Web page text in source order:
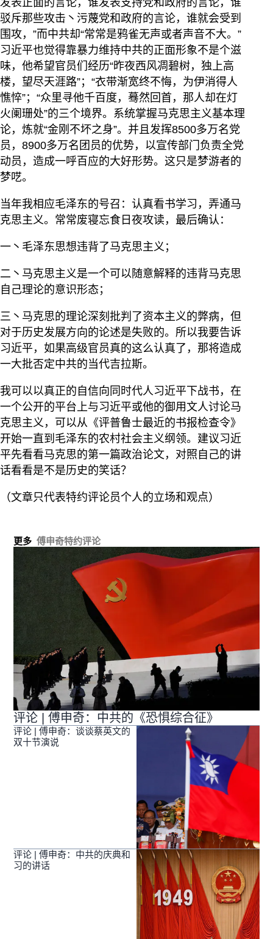
驳斥那些攻击丶污蔑党和政府的言论，谁就会受到
围攻，”而中共却“常常是鸦雀无声或者声音不大。”
习近平也觉得靠暴力维持中共的正面形象不是个滋
味，他希望官员们经历“昨夜西风凋碧树，独上高
楼，望尽天涯路”；“衣带渐宽终不悔，为伊消得人
憔悴”；“众里寻他千百度，蓦然回首，那人却在灯
火阑珊处”的三个境界。系统掌握马克思主义基本理
论，炼就“金刚不坏之身”。并且发挥8500多万名党
员，8900多万名团员的优势，以宣传部门负责全党
动员，造成一呼百应的大好形势。这只是梦游者的
梦呓。
当年我相应毛泽东的号召：认真看书学习，弄通马
克思主义。常常废寝忘食日夜攻读，最后确认：
一丶毛泽东思想违背了马克思主义；
二丶马克思主义是一个可以随意解释的违背马克思
自己理论的意识形态；
三丶马克思的理论深刻批判了资本主义的弊病，但
对于历史发展方向的论述是失败的。所以我要告诉
习近平，如果高级官员真的这么认真了，那将造成
一大批否定中共的当代吉拉斯。
我可以以真正的自信向同时代人习近平下战书，在
一个公开的平台上与习近平或他的御用文人讨论马
克思主义，可以从《评普鲁士最近的书报检查令》
开始一直到毛泽东的农村社会主义纲领。建议习近
平先看看马克思的第一篇政治论文，对照自己的讲
话看看是不是历史的笑话？
（文章只代表特约评论员个人的立场和观点）
更多 傅申奇特约评论
评论 | 傅申奇：中共的《恐惧综合征》
评论 | 傅申奇：谈谈蔡英文的
双十节演说
评论 | 傅申奇：中共的庆典和
习的讲话